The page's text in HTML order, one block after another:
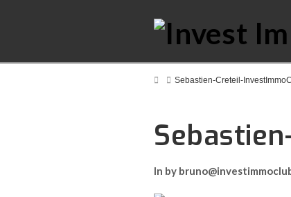
HomeSebastien-Creteil-
In by